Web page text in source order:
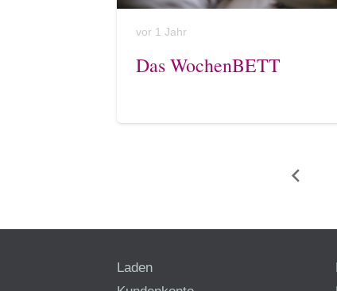
vor 1 Jahr
Das WochenBETT
Laden